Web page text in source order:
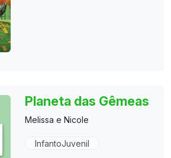
Planeta das Gêmeas
Melissa e Nicole
InfantoJuvenil